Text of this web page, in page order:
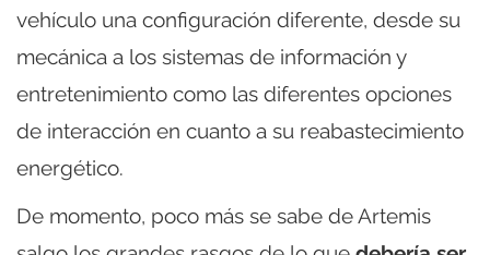
vehículo una configuración diferente, desde su
mecánica a los sistemas de información y
entretenimiento como las diferentes opciones
de interacción en cuanto a su reabastecimiento
energético.
De momento, poco más se sabe de Artemis